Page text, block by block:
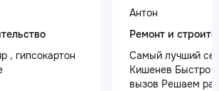
, гипсокартон
Антон
Ремонт и
Самый лучший
Кишенев Быстро
вызов Решаем